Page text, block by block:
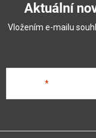
Aktuální
Vložením e-mailu